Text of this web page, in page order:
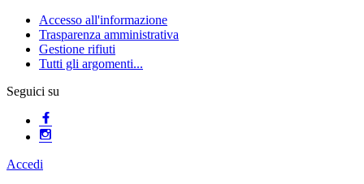
Accesso all'informazione
Trasparenza amministrativa
Gestione rifiuti
Tutti gli argomenti...
Seguici su
Accedi